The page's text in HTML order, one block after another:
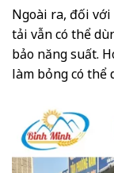
Ngoài ra, đối
tải vẫn có thể
bảo năng suất.
làm bỏng có thể